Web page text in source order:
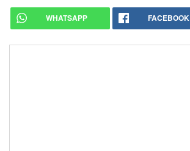
WHATSAPP FACEBOOK